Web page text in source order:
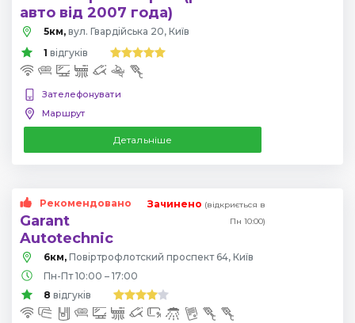
авто від 2007 года)
5км, вул. Гвардійська 20, Київ
1 відгуків
Зателефонувати
Маршрут
Детальніше
Рекомендовано
Garant
Autotechnic
Зачинено (відкриється в
Пн 10:00)
6км,
Повіртрофлотский проспект 64, Київ
Пн-Пт 10:00 – 17:00
8 відгуків